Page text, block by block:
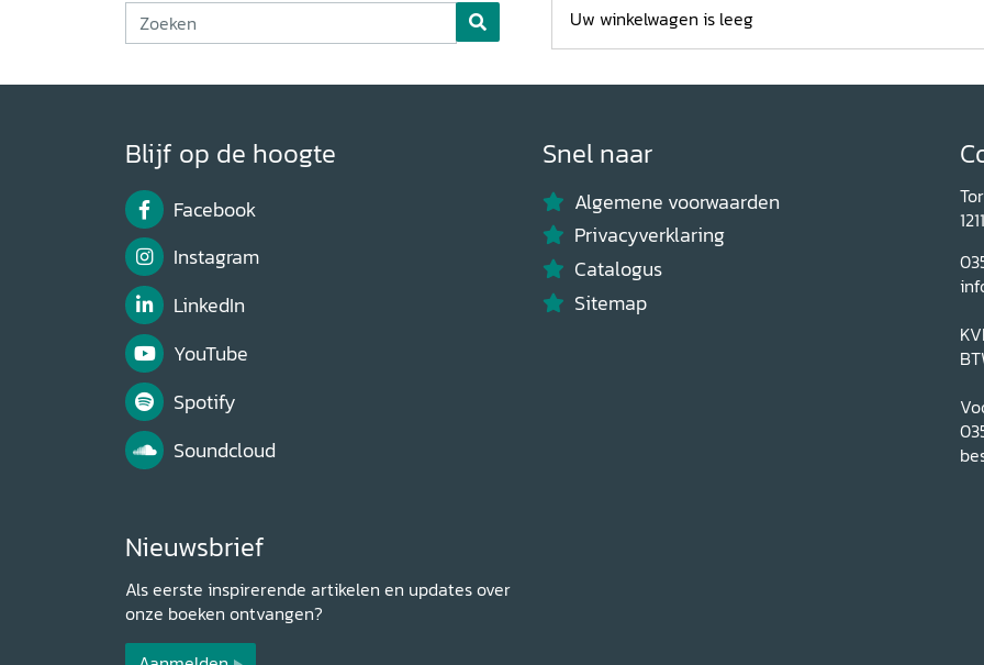
Uw winkelwagen is leeg
Blijf op de hoogte
Facebook
Instagram
LinkedIn
YouTube
Spotify
Soundcloud
Nieuwsbrief
Als eerste inspirerende artikelen en updates over
onze boeken ontvangen?
Snel naar
Algemene voorwaarden
Privacyverklaring
Catalogus
Sitemap